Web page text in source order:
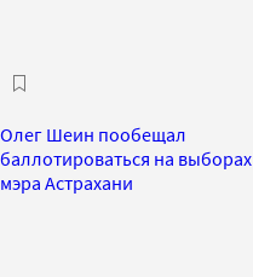
Олег Шеин пообещал
баллотироваться на выборах
мэра Астрахани